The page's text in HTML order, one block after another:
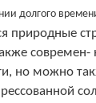
долгого
природные
но можно